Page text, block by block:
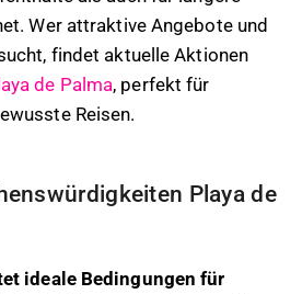
Wer attraktive Angebote und
findet aktuelle Aktionen
de Palma, perfekt für
Reisen.
Playa de
ideale Bedingungen für